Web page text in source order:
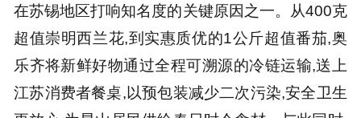
在苏锡地区打响知名度的关键原因之一。从400克
超值崇明西兰花,到实惠质优的1公斤超值番茄,奥
乐齐将新鲜好物通过全程可溯源的冷链运输,送上
江苏消费者餐桌,以预包装减少二次污染,安全卫生